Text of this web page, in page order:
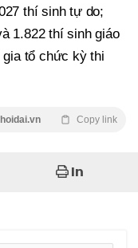
thí sinh tự do;
1.822 thí sinh giáo
tổ chức kỳ thi
Copy link
In